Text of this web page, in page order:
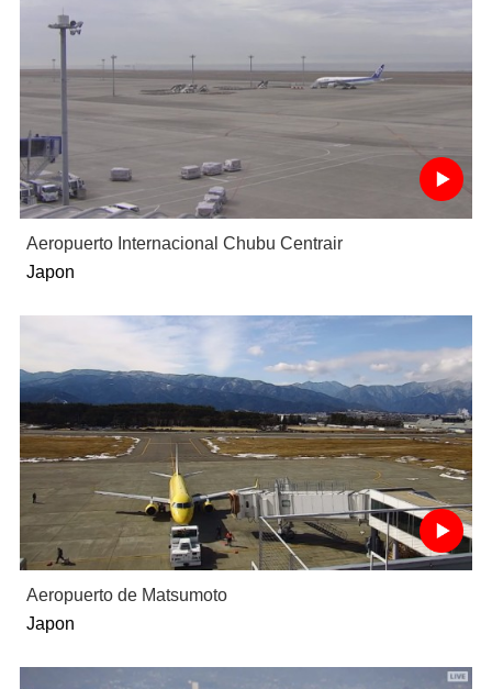
Aeropuerto Internacional Chubu Centrair
Japon
Aeropuerto de Matsumoto
Japon